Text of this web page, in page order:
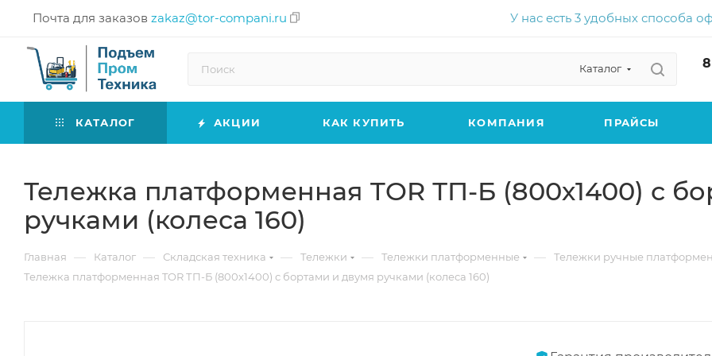
Почта для заказов zakaz@tor-compani.ru У нас есть 3 удобных способа
Каталог
КАТАЛОГ АКЦИИ КАК КУПИТЬ КОМПАНИЯ ПРАЙСЫ
Тележка платформенная TOR ТП-Б (800х1400) с
ручками (колеса 160)
Главная — Каталог — Складская техника — Тележки — Тележки платформенные —
Тележки ручные
Тележка платформенная TOR ТП-Б (800х1400) с бортами и двумя ручками (колеса 160)